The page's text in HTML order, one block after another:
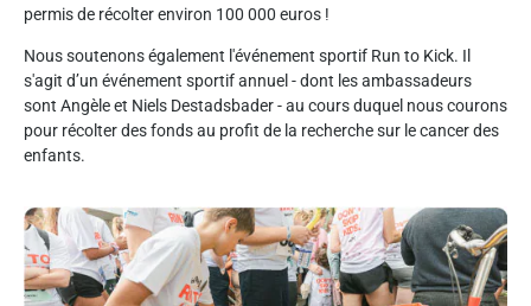
permis de récolter environ 100 000 euros !
Nous soutenons également l'événement sportif Run to Kick. Il
s'agit d’un événement sportif annuel - dont les ambassadeurs
sont Angèle et Niels Destadsbader - au cours duquel nous courons
pour récolter des fonds au profit de la recherche sur le cancer des
enfants.